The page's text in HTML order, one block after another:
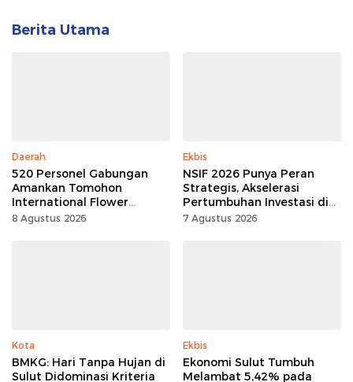
Berita Utama
Daerah
520 Personel Gabungan
Amankan Tomohon
International Flower
Festival
8 Agustus 2026
Ekbis
NSIF 2026 Punya Peran
Strategis, Akselerasi
Pertumbuhan Investasi di
Sulut
7 Agustus 2026
Kota
BMKG: Hari Tanpa Hujan di
Sulut Didominasi Kriteria
Ekbis
Ekonomi Sulut Tumbuh
Melambat 5,42% pada